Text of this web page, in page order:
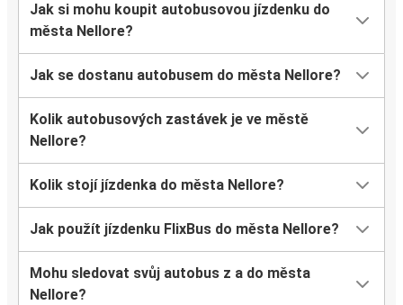
Jak si mohu koupit autobusovou jízdenku do
města Nellore?
Jak se dostanu autobusem do města Nellore?
Kolik autobusových zastávek je ve městě
Nellore?
Kolik stojí jízdenka do města Nellore?
Jak použít jízdenku FlixBus do města Nellore?
Mohu sledovat svůj autobus z a do města
Nellore?